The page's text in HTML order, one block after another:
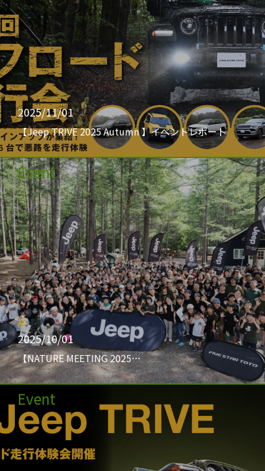
2025/11/01
【Jeep TRIVE 2025 Autumn 】イベントレポート
Event
2025/10/01
【NATURE MEETING 2025…
Event